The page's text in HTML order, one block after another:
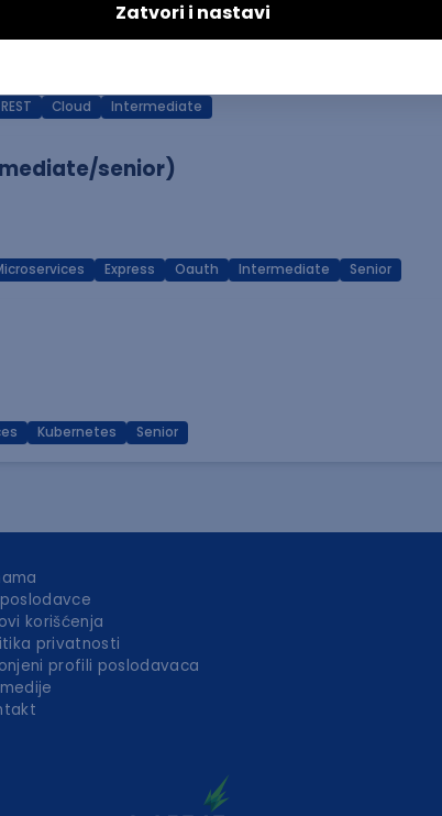
REST Cloud Intermediate
senior)
Express Oauth Intermediate Senior
Kubernetes Senior
korišćenja
privatnosti
profili poslodavaca